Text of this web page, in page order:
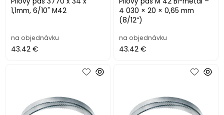
1,1mm, 6/10" M42
na objednávku
43.42 €
4 030 × 20 × 0,65 mm
(8/12“)
na objednávku
43.42 €